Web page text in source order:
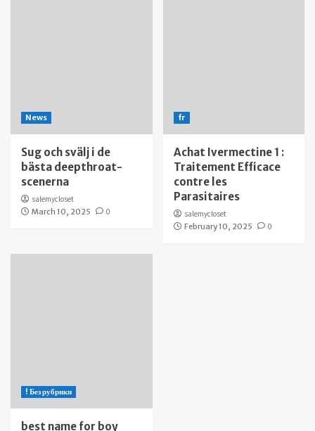
News
Sug och svälj i de
bästa deepthroat-
scenerna
salemycloset
March 10, 2025
0
fr
Achat Ivermectine 1 :
Traitement Efficace
contre les
Parasitaires
salemycloset
February 10, 2025
0
! Без рубрики
best name for boy